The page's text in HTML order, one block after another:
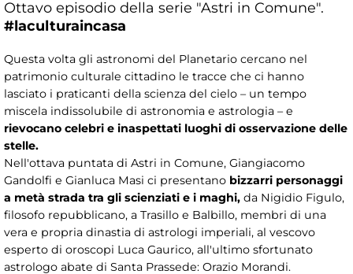
Ottavo episodio della serie "Astri in Comune".
#laculturaincasa
Questa volta gli astronomi del Planetario cercano nel
patrimonio culturale cittadino le tracce che ci hanno
lasciato i praticanti della scienza del cielo – un tempo
miscela indissolubile di astronomia e astrologia – e
rievocano celebri e inaspettati luoghi di osservazione delle
stelle.
Nell'ottava puntata di Astri in Comune, Giangiacomo
Gandolfi e Gianluca Masi ci presentano bizzarri personaggi
a metà strada tra gli scienziati e i maghi, da Nigidio Figulo,
filosofo repubblicano, a Trasillo e Balbillo, membri di una
vera e propria dinastia di astrologi imperiali, al vescovo
esperto di oroscopi Luca Gaurico, all'ultimo sfortunato
astrologo abate di Santa Prassede: Orazio Morandi.